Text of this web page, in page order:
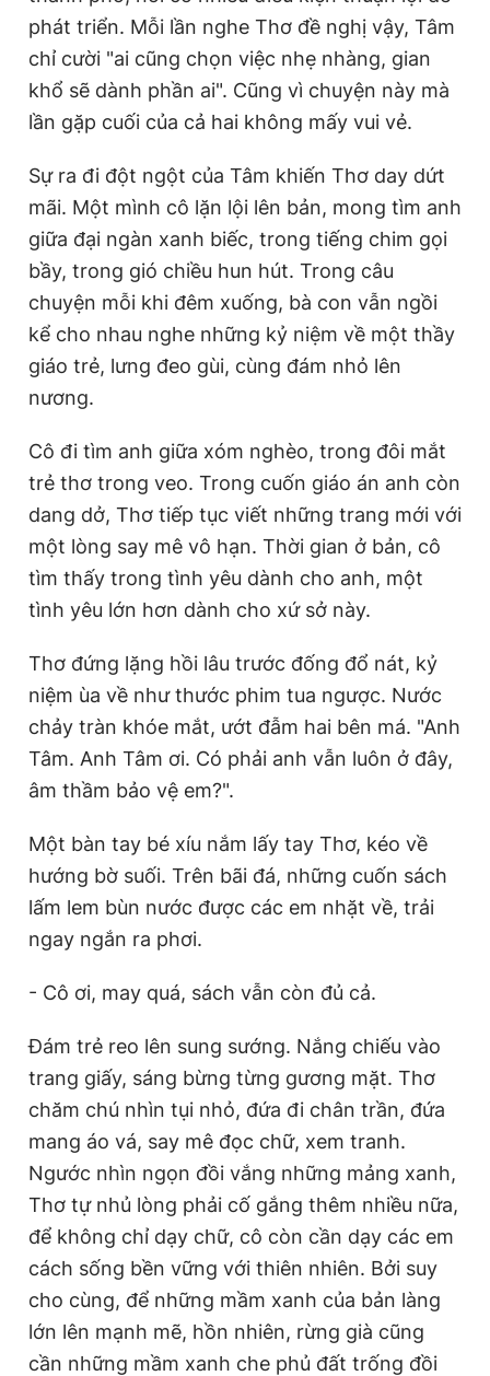
phát triển. Mỗi lần nghe Thơ đề nghị vậy, Tâm
chỉ cười "ai cũng chọn việc nhẹ nhàng, gian
khổ sẽ dành phần ai". Cũng vì chuyện này mà
lần gặp cuối của cả hai không mấy vui vẻ.
Sự ra đi đột ngột của Tâm khiến Thơ day dứt
mãi. Một mình cô lặn lội lên bản, mong tìm anh
giữa đại ngàn xanh biếc, trong tiếng chim gọi
bầy, trong gió chiều hun hút. Trong câu
chuyện mỗi khi đêm xuống, bà con vẫn ngồi
kể cho nhau nghe những kỷ niệm về một thầy
giáo trẻ, lưng đeo gùi, cùng đám nhỏ lên
nương.
Cô đi tìm anh giữa xóm nghèo, trong đôi mắt
trẻ thơ trong veo. Trong cuốn giáo án anh còn
dang dở, Thơ tiếp tục viết những trang mới với
một lòng say mê vô hạn. Thời gian ở bản, cô
tìm thấy trong tình yêu dành cho anh, một
tình yêu lớn hơn dành cho xứ sở này.
Thơ đứng lặng hồi lâu trước đống đổ nát, kỷ
niệm ùa về như thước phim tua ngược. Nước
chảy tràn khóe mắt, ướt đẫm hai bên má. "Anh
Tâm. Anh Tâm ơi. Có phải anh vẫn luôn ở đây,
âm thầm bảo vệ em?".
Một bàn tay bé xíu nắm lấy tay Thơ, kéo về
hướng bờ suối. Trên bãi đá, những cuốn sách
lấm lem bùn nước được các em nhặt về, trải
ngay ngắn ra phơi.
- Cô ơi, may quá, sách vẫn còn đủ cả.
Đám trẻ reo lên sung sướng. Nắng chiếu vào
trang giấy, sáng bừng từng gương mặt. Thơ
chăm chú nhìn tụi nhỏ, đứa đi chân trần, đứa
mang áo vá, say mê đọc chữ, xem tranh.
Ngước nhìn ngọn đồi vắng những mảng xanh,
Thơ tự nhủ lòng phải cố gắng thêm nhiều nữa,
để không chỉ dạy chữ, cô còn cần dạy các em
cách sống bền vững với thiên nhiên. Bởi suy
cho cùng, để những mầm xanh của bản làng
lớn lên mạnh mẽ, hồn nhiên, rừng già cũng
cần những mầm xanh che phủ đất trống đồi